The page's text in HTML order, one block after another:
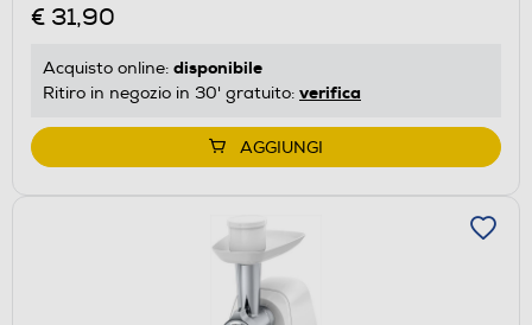
€ 31,90
Acquisto online: disponibile
Ritiro in negozio in 30' gratuito: verifica
AGGIUNGI